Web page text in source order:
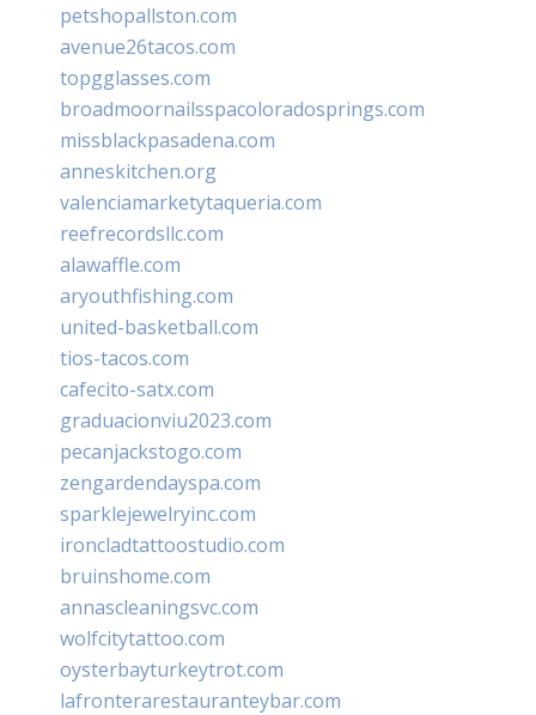
petshopallston.com
avenue26tacos.com
topgglasses.com
broadmoornailsspacoloradosprings.com
missblackpasadena.com
anneskitchen.org
valenciamarketytaqueria.com
reefrecordsllc.com
alawaffle.com
aryouthfishing.com
united-basketball.com
tios-tacos.com
cafecito-satx.com
graduacionviu2023.com
pecanjackstogo.com
zengardendayspa.com
sparklejewelryinc.com
ironcladtattoostudio.com
bruinshome.com
annascleaningsvc.com
wolfcitytattoo.com
oysterbayturkeytrot.com
lafronterarestauranteybar.com